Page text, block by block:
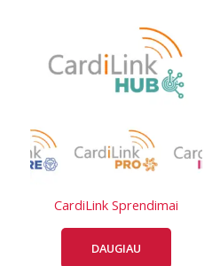
CardiLink Sprendimai
DAUGIAU